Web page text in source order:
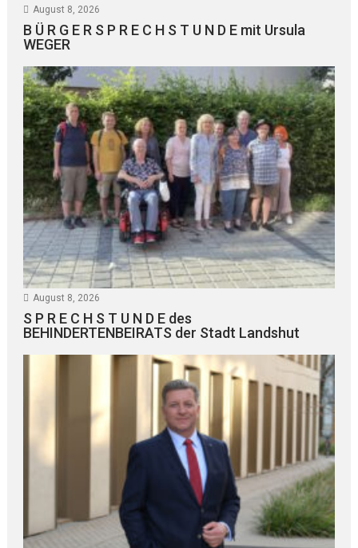
August 8, 2026
B Ü R G E R S P R E C H S T U N D E mit Ursula
WEGER
August 8, 2026
S P R E C H S T U N D E des
BEHINDERTENBEIRATS der Stadt Landshut